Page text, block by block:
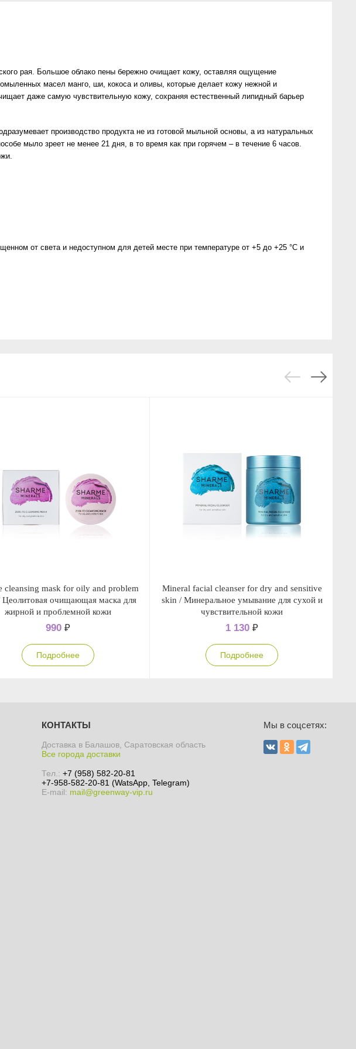
рая. Большое облако пены бережно очищает кожу, оставляя ощущение
масел манго, ши, кокоса и оливы, которые делает кожу нежной и
даже самую чувствительную кожу, сохраняя естественный липидный барьер
производство продукта не из готовой мыльной основы, а из натуральных
мыло зреет не менее 21 дня, в то время как при горячем – в течение 6 часов.
от света и недоступном для детей месте при температуре от +5 до +25 °С и
cleansing mask for oily and problem
Цеолитовая очищающая маска для
жирной и проблемной кожи
990 ₽
Подробнее
Mineral facial cleanser for dry and sensitive
skin / Минеральное умывание для сухой и
чувствительной кожи
1 130 ₽
Подробнее
КОНТАКТЫ
Доставка в Балашов, Саратовская область
Все города доставки
Тел.:+7 (958) 582-20-81
+7-958-582-20-81 (WatsApp, Telegram)
E-mail: mail@greenway-vip.ru
Мы в соцсетях: